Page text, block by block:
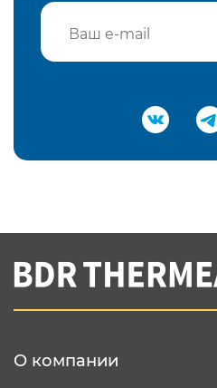
Подтвердить e-mail
Вы соглашаетесь с
конфеденциальности
О компании